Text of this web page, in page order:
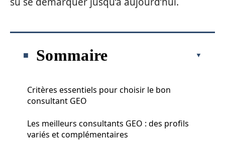
Sommaire
Critères essentiels pour choisir le bon
consultant GEO
Les meilleurs consultants GEO : des profils
variés et complémentaires